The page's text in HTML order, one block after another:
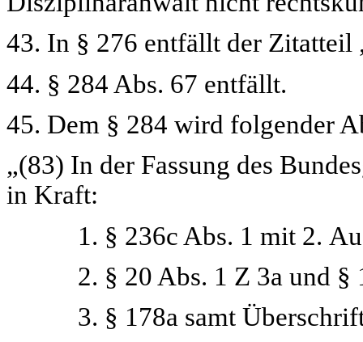
43. In § 276 entfällt der Zitatteil
44. § 284 Abs. 67 entfällt.
45. Dem § 284 wird folgender
„(83) In der Fassung des
in Kraft:
1. § 236c Abs. 1 mit 2.
2. § 20 Abs. 1 Z 3a und §
3. § 178a samt Überschrift